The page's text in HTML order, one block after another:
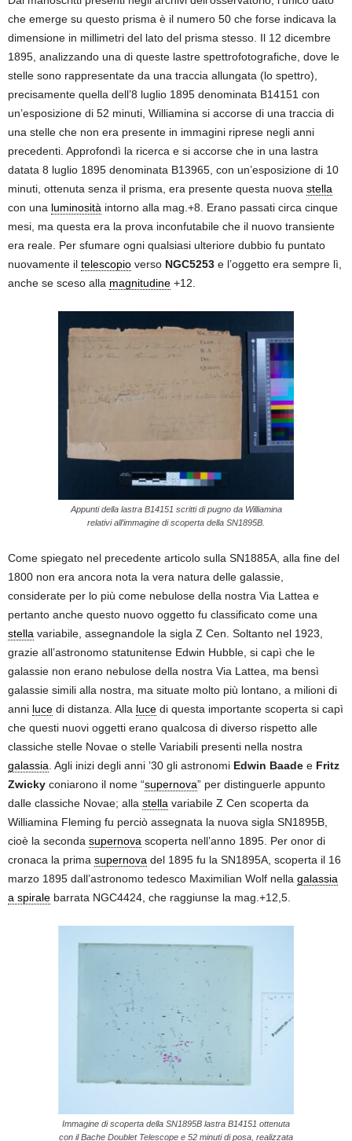
che emerge su questo prisma è il numero 50 che forse indicava la
dimensione in millimetri del lato del prisma stesso. Il 12 dicembre
1895, analizzando una di queste lastre spettrofotografiche, dove le
stelle sono rappresentate da una traccia allungata (lo spettro),
precisamente quella dell’8 luglio 1895 denominata B14151 con
un’esposizione di 52 minuti, Williamina si accorse di una traccia di
una stelle che non era presente in immagini riprese negli anni
precedenti. Approfondì la ricerca e si accorse che in una lastra
datata 8 luglio 1895 denominata B13965, con un’esposizione di 10
minuti, ottenuta senza il prisma, era presente questa nuova stella
con una luminosità intorno alla mag.+8. Erano passati circa cinque
mesi, ma questa era la prova inconfutabile che il nuovo transiente
era reale. Per sfumare ogni qualsiasi ulteriore dubbio fu puntato
nuovamente il telescopio verso NGC5253 e l’oggetto era sempre lì,
anche se sceso alla magnitudine +12.
Appunti della lastra B14151 scritti di pugno da Williamina
relativi all’immagine di scoperta della SN1895B.
Come spiegato nel precedente articolo sulla SN1885A, alla fine del
1800 non era ancora nota la vera natura delle galassie,
considerate per lo più come nebulose della nostra Via Lattea e
pertanto anche questo nuovo oggetto fu classificato come una
stella variabile, assegnandole la sigla Z Cen. Soltanto nel 1923,
grazie all’astronomo statunitense Edwin Hubble, si capì che le
galassie non erano nebulose della nostra Via Lattea, ma bensì
galassie simili alla nostra, ma situate molto più lontano, a milioni di
anni luce di distanza. Alla luce di questa importante scoperta si capì
che questi nuovi oggetti erano qualcosa di diverso rispetto alle
classiche stelle Novae o stelle Variabili presenti nella nostra
galassia . Agli inizi degli anni ’30 gli astronomi Edwin Baade e Fritz
Zwicky coniarono il nome “supernova” per distinguerle appunto
dalle classiche Novae; alla stella variabile Z Cen scoperta da
Williamina Fleming fu perciò assegnata la nuova sigla SN1895B,
cioè la seconda supernova scoperta nell’anno 1895. Per onor di
cronaca la prima supernova del 1895 fu la SN1895A, scoperta il 16
marzo 1895 dall’astronomo tedesco Maximilian Wolf nella galassia
a spirale barrata NGC4424, che raggiunse la mag.+12,5.
Immagine di scoperta della SN1895B lastra B14151 ottenuta
con il Bache Doublet Telescope e 52 minuti di posa, realizzata